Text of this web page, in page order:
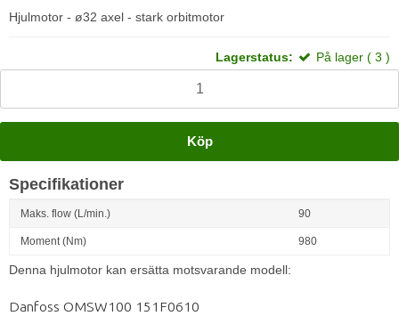
Hjulmotor - ø32 axel - stark orbitmotor
Lagerstatus: På lager ( 3 )
Köp
Specifikationer
Maks. flow (L/min.) 90
Moment (Nm) 980
Denna hjulmotor kan ersätta motsvarande modell:
Danfoss OMSW100 151F0610